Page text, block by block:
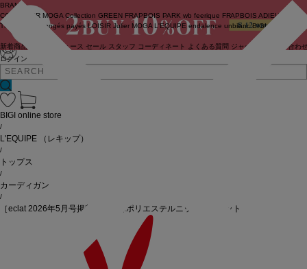
ログイン
BRAND
COUTURIER MOGA Collection GREEN FRAPBOIS PARK wb feerique FRAPBOIS ADIEU
TRISTESSE
congés payés LOISIR Julier MOGA L'EQUIPE endalence unbilanc BIGI online store
新着商品 ニュース セール スタッフ コーディネート よくある質問 ジャーナル お問い合わ
BIGI online store
/
L'EQUIPE （レキップ）
/
トップス
/
カーディガン
/
［eclat 2026年5月号掲載商品］麻ポリエステルニットジャケット